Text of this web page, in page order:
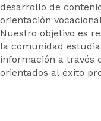
desarrollo de
orientación
Nuestro objetivo es
la comunidad
información a través
orientados al éxito